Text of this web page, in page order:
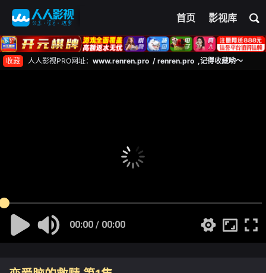
首页 影视库
收藏 人人影视PRO网址： www.renren.pro / renren.pro ,记得收藏哟～
00:00 / 00:00